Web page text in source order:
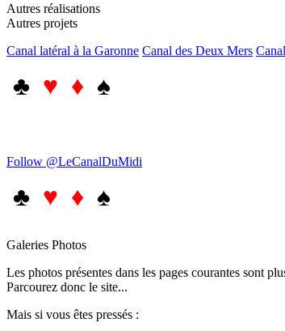
Autres réalisations
Autres projets
Canal latéral à la Garonne Canal des Deux Mers
♣ ♥ ♦ ♠
Follow @LeCanalDuMidi
♣ ♥ ♦ ♠
Galeries Photos
Les photos présentes dans les pages courantes sont
Parcourez donc le site...
Mais si vous êtes pressés :